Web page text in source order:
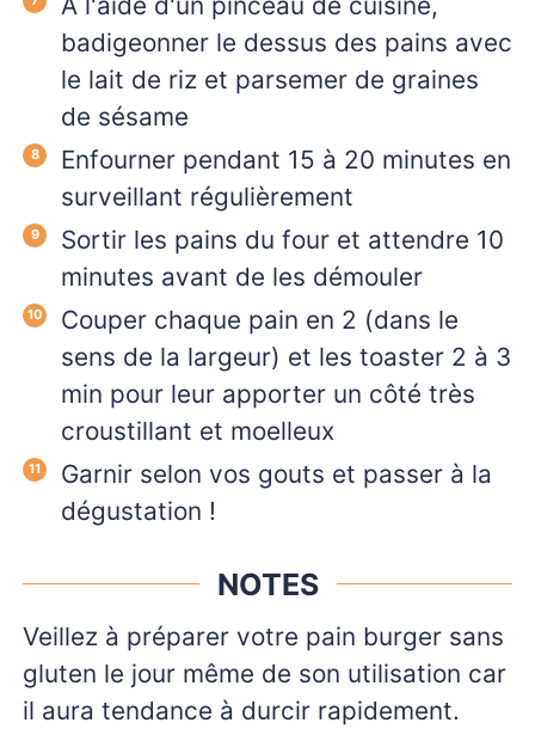
badigeonner le dessus des pains avec
le lait de riz et parsemer de graines
de sésame
Enfourner pendant 15 à 20 minutes en
surveillant régulièrement
Sortir les pains du four et attendre 10
minutes avant de les démouler
Couper chaque pain en 2 (dans le
sens de la largeur) et les toaster 2 à 3
min pour leur apporter un côté très
croustillant et moelleux
Garnir selon vos gouts et passer à la
dégustation !
NOTES
Veillez à préparer votre pain burger sans
gluten le jour même de son utilisation car
il aura tendance à durcir rapidement.